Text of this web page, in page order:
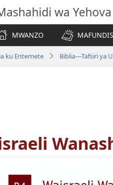
wa Yehova
MWANZO
ku Enternete Biblia—Tafsiri ya